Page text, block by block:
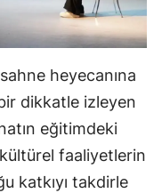
Manisa
Mardin
Muğla
Muş
heyecanına
dikkatle izleyen
eğitimdeki
faaliyetlerin
katkıyı takdirle